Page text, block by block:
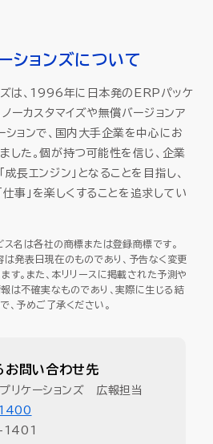
ションズについて
ズは、1996年に日本発のERPパッケ
ーカスタマイズや無償バージョンア
ションで、国内大手企業を中心にお
した。個が持つ可能性を信じ、企業
長エンジン」となることを目指し、
「仕事」を楽しくすることを追求してい
名は各社の商標または登録商標です。
発表日現在のものであり、予告なく変更
す。また、本リリースに掲載された予測や
は不確実なものであり、実際に生じる結
、予めご了承ください。
お問い合わせ先
リケーションズ 広報担当